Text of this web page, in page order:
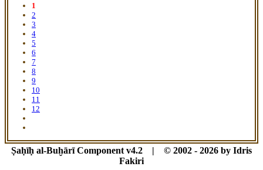
1
2
3
4
5
6
7
8
9
10
11
12
Ṣaḥīḥ al-Buḫārī Component v4.2 | © 2002 - 2026 by Idris
Fakiri